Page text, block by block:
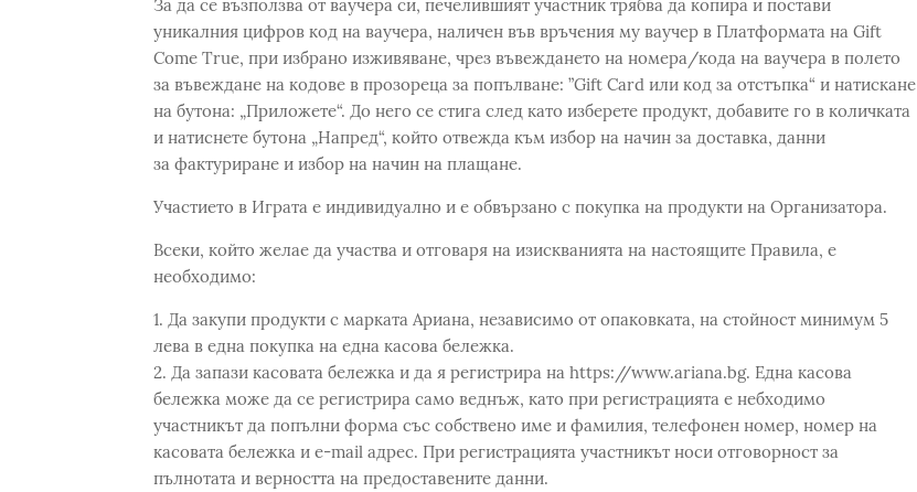
За да се възползва от ваучера си, печелившият участник трябва да копира и постави
уникалния цифров код на ваучера, наличен във връчения му ваучер в Платформата на Gift
Come True, при избранo изживяване, чрез въвеждането на номера/кода на ваучера в полето
за въвеждане на кодове в прозореца за попълване: ”Gift Card или код за отстъпка“ и натискане
на бутона: „Приложете“. До него се стига след като изберете продукт, добавите го в количката
и натиснете бутона „Напред“, който отвежда към избор на начин за доставка, данни
за фактуриране и избор на начин на плащане.
Участието в Играта е индивидуално и е обвързано с покупка на продукти на Организатора.
Всеки, който желае да участва и отговаря на изискванията на настоящите Правила, е
необходимо:
1. Да закупи продукти с марката Ариана, независимо от опаковката, на стойност минимум 5
лева в една покупка на една касова бележка.
2. Да запази касовата бележка и да я регистрира на https://www.ariana.bg. Една касова
бележка може да се регистрира само веднъж, като при регистрацията е небходимо
участникът да попълни форма със собствено име и фамилия, телефонен номер, номер на
касовата бележка и e-mail адрес. При регистрацията участникът носи отговорност за
пълнотата и верността на предоставените данни.